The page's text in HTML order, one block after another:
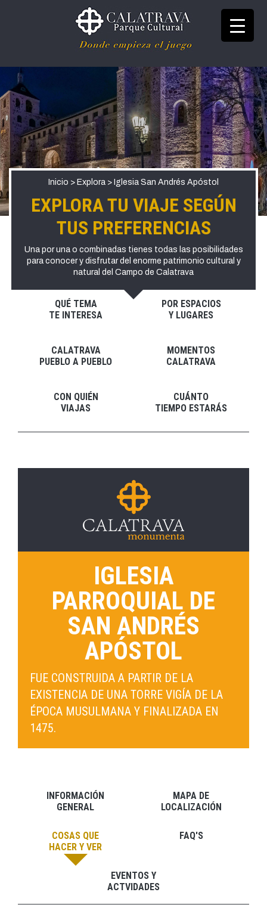
Parque Cultural
Calatrava
Donde empieza el juego
Inicio > Explora > Iglesia San Andrés Apóstol
EXPLORA TU VIAJE SEGÚN
TUS PREFERENCIAS
Una por una o combinadas tienes todas las posibilidades
para conocer y disfrutar del enorme patrimonio cultural y
natural del Campo de Calatrava
QUÉ TEMA
TE INTERESA
POR ESPACIOS
Y LUGARES
CALATRAVA
PUEBLO A PUEBLO
MOMENTOS
CALATRAVA
CON QUIÉN
VIAJAS
CUÁNTO
TIEMPO ESTARÁS
IGLESIA
PARROQUIAL DE
SAN ANDRÉS
APÓSTOL
FUE CONSTRUIDA A PARTIR DE LA
EXISTENCIA DE UNA TORRE VIGÍA DE LA
ÉPOCA MUSULMANA Y FINALIZADA EN
1475.
INFORMACIÓN
GENERAL
MAPA DE
LOCALIZACIÓN
COSAS QUE
HACER Y VER
FAQ'S
EVENTOS Y
ACTVIDADES